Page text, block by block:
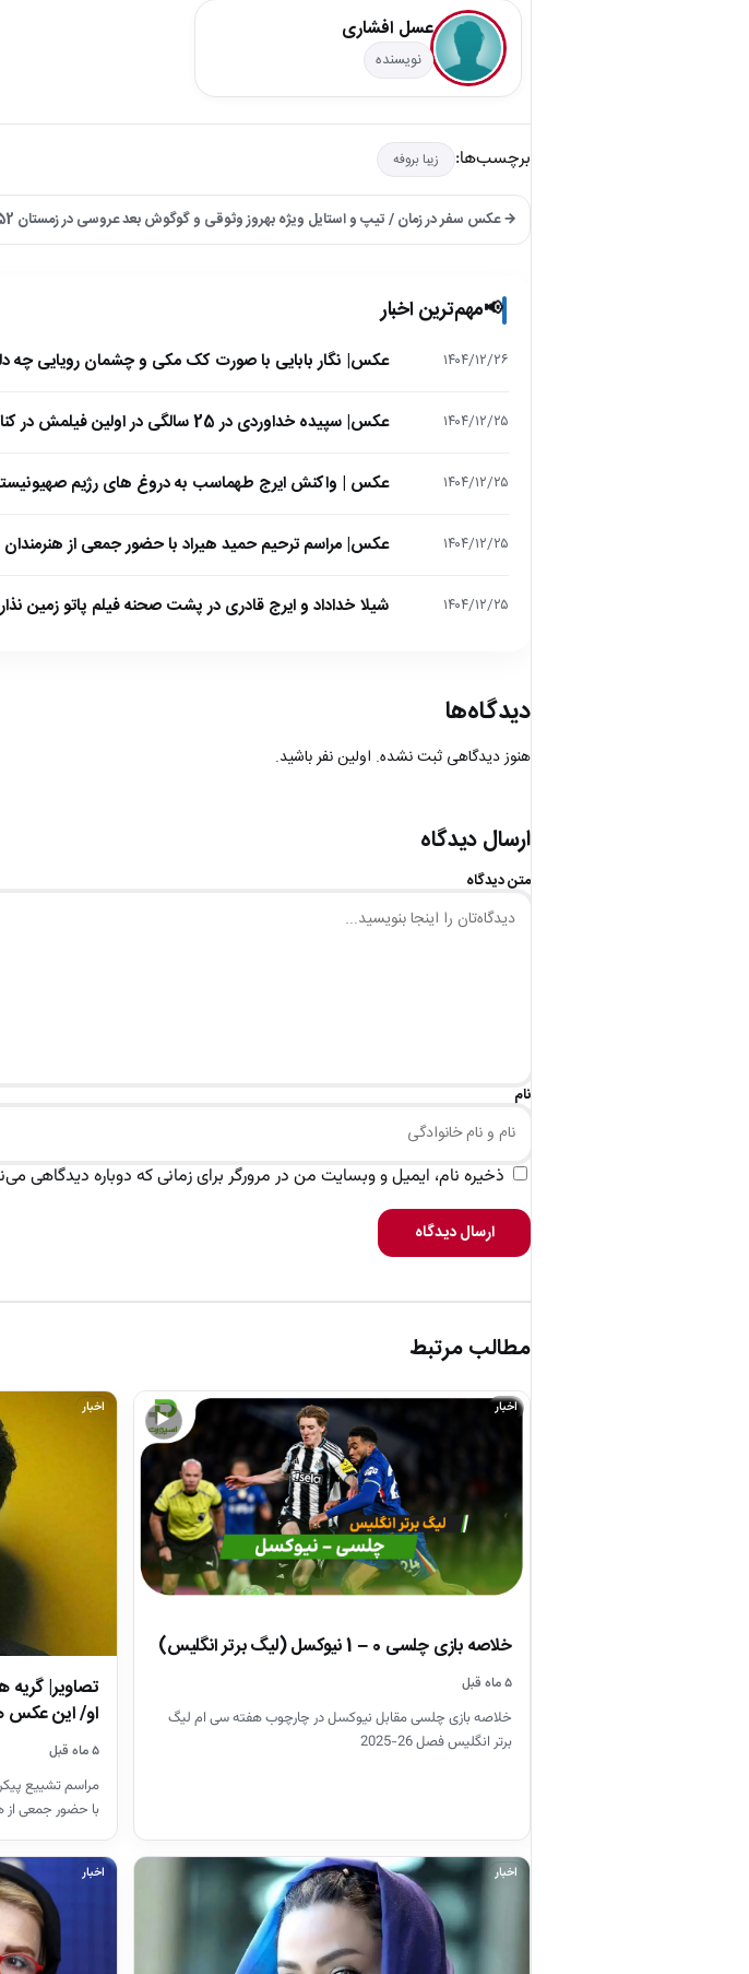
عسل افشاری
نویسنده
برچسب‌ها: زیبا بروفه
→ عکس سفر در زمان / تیپ و استایل ویژه بهروز وثوقی و گوگوش بعد عروسی در زمستان 1352 !
📢مهم‌ترین اخبار
۱۴۰۴/۱۲/۲۶ عکس| نگار بابایی با صورت کک مکی و چشمان رویایی چه
۱۴۰۴/۱۲/۲۵ عکس| سپیده خداوردی در 25 سالگی در اولین فیلمش در کنار شهاب حسینی
۱۴۰۴/۱۲/۲۵ عکس | واکنش ایرج طهماسب به دروغ های رژیم
۱۴۰۴/۱۲/۲۵ عکس| مراسم ترحیم حمید هیراد با حضور جمعی از
۱۴۰۴/۱۲/۲۵ شیلا خداداد و ایرج قادری در پشت صحنه فیلم پاتو زمین نذار؛
دیدگاه‌ها
هنوز دیدگاهی ثبت نشده. اولین نفر باشید.
ارسال دیدگاه
متن دیدگاه
نام
ذخیره نام، ایمیل و وبسایت من در مرورگر برای زمانی که دوباره دیدگاهی
ارسال دیدگاه
مطالب مرتبط
▶
اخبار
خلاصه بازی چلسی 0 – 1 نیوکسل (لیگ برتر انگلیس)
۵ ماه قبل
خلاصه بازی چلسی مقابل نیوکسل در چارچوب هفته سی ام لیگ
برتر انگلیس فصل 26-2025
اخبار
تصاویر| گریه
او/ این عکس
۵ ماه قبل
مراسم تشییع
با حضور جمعی از
اخبار اخبار